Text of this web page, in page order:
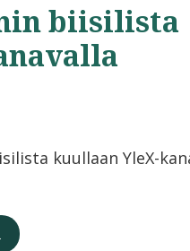
biisilista
kuullaan YleX-